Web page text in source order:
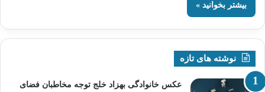
بیشتر بخوانید »
نوشته های تازه
عکس خانوادگی بهزاد خلج توجه مخاطبان فضای